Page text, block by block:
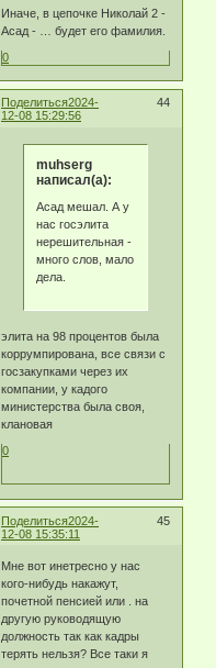
Иначе, в цепочке Николай 2 -
Асад - … будет его фамилия.
0
Поделиться 44
2024-
12-08 15:29:56
muhserg
написал(а):
Асад мешал. А у
нас госэлита
нерешительная -
много слов, мало
дела.
элита на 98 процентов была
коррумпирована, все связи с
госзакупками через их
компании, у кадого
министерства была своя,
клановая
0
Поделиться 45
2024-
12-08 15:35:11
Мне вот инетресно у нас
кого-нибудь накажут,
почетной пенсией или . на
другую руководящую
должность так как кадры
терять нельзя? Все таки я